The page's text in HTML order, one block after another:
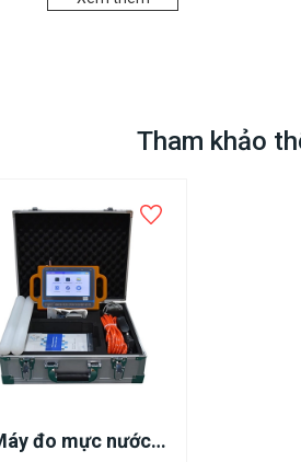
mạch nước ngầm để có biện pháp xử lý
biệt ở những vùng khan hiếm nước
Tham khảo
đo mực nước